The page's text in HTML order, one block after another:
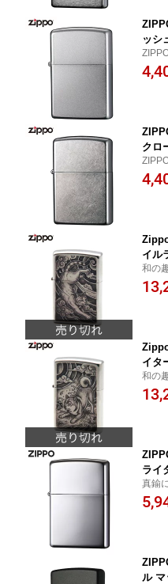
ッシ
具 タ
ュ ラ
煙草
クロ
煙具
スト
コ
イル
和柄
ジト
和の
ほど
O。
イタ
和風
アニ
和の
ど味
犬好
ライ
バコ
真鍮
鏡の
ル